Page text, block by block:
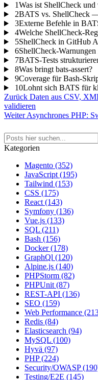
1Was ist ShellCheck
2BATS vs. ShellCheck
3Externe Befehle in
4Welche ShellCheck-
5ShellCheck in GitHub
6ShellCheck-
7BATS-Tests
8Was bringt bats-assert?
9Coverage für Bash-
10Lohnt sich BATS für
Zurück Daten aus CSV,
validieren
Weiter Asynchrones PHP:
Kategorien
Magento (352)
JavaScript (195)
Tailwind (153)
CSS (175)
React (143)
Symfony (136)
Vue.js (133)
SQL (211)
Bash (156)
Docker(178)
GraphQl (120)
Alpine.js (140)
PHPStorm (82)
PHPUnit (87)
REST-API (136)
SEO (159)
Web Performance
Redis (84)
Elasticsearch (94)
MySQL (100)
Hyvä (97)
PHP(224)
Security/OWASP
Testing/E2E (145)